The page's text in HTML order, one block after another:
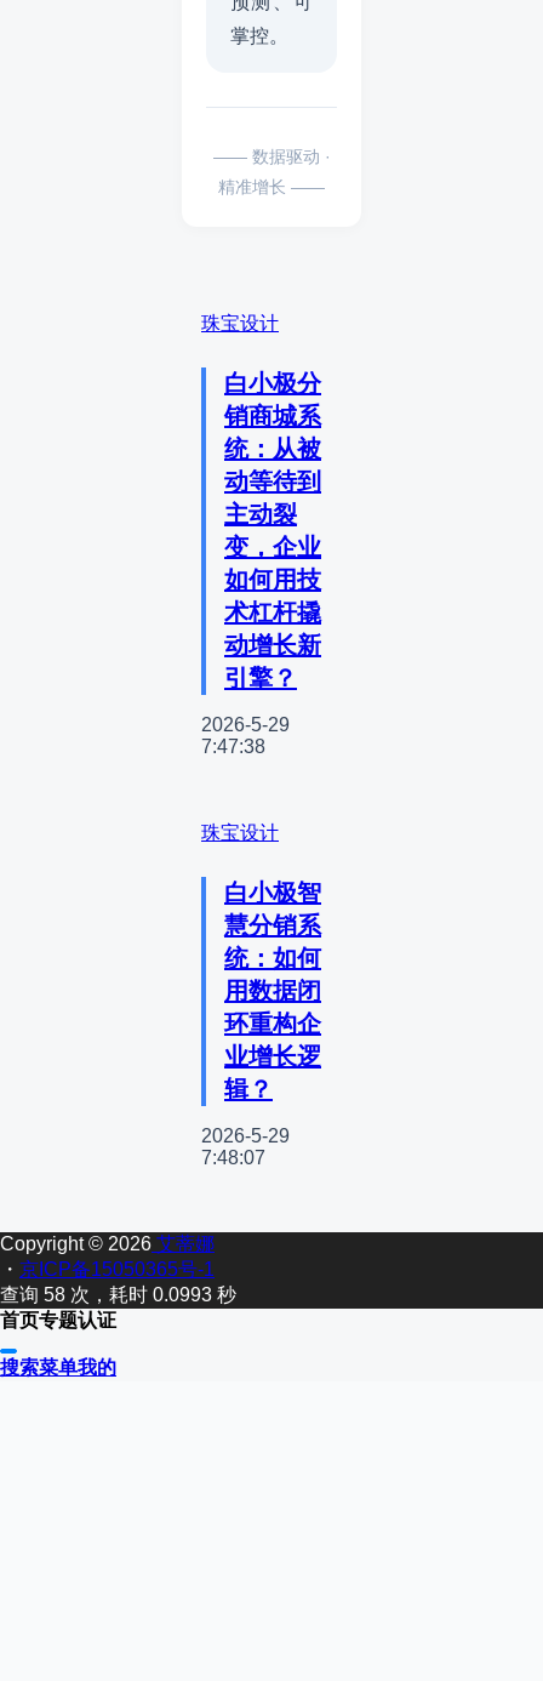
掌控。
—— 数据驱动 ·
精准增长 ——
珠宝设计
白小极分
销商城系
统：从被
动等待到
主动裂
变，企业
如何用技
术杠杆撬
动增长新
引擎？
2026-5-29
7:47:38
珠宝设计
白小极智
慧分销系
统：如何
用数据闭
环重构企
业增长逻
辑？
2026-5-29
7:48:07
Copyright © 2026 艾蒂娜
・ 京ICP备15050365号-1
查询 58 次，耗时 0.0993 秒
首页专题认证
搜索菜单我的